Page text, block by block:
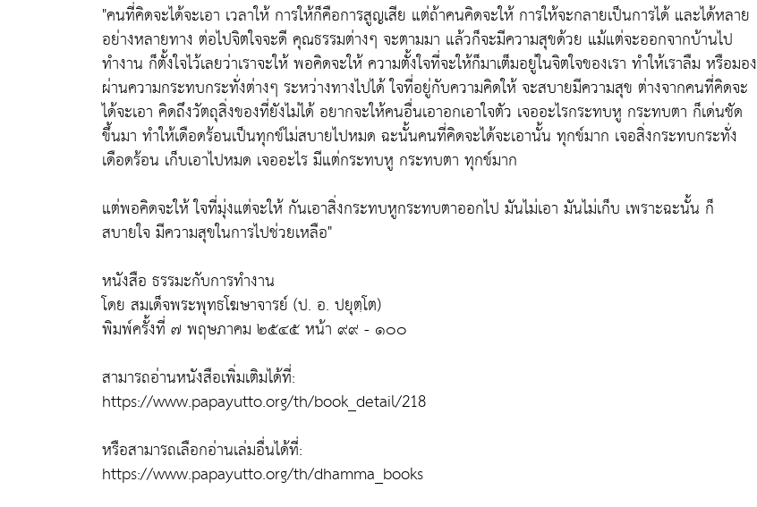
"คนที่คิดจะได้จะเอา เวลาให้ การให้ก็คือการสูญเสีย แต่ถ้าคนคิดจะให้ การให้จะกลายเป็นการได้ และได้หลาย
อย่างหลายทาง ต่อไปจิตใจจะดี คุณธรรมต่างๆ จะตามมา แล้วก็จะมีความสุขด้วย แม้แต่จะออกจากบ้านไป
ทำงาน ก็ตั้งใจไว้เลยว่าเราจะให้ พอคิดจะให้ ความตั้งใจที่จะให้ก็มาเต็มอยู่ในจิตใจของเรา ทำให้เราลืม หรือมอง
ผ่านความกระทบกระทั่งต่างๆ ระหว่างทางไปได้ ใจที่อยู่กับความคิดให้ จะสบายมีความสุข ต่างจากคนที่คิดจะ
ได้จะเอา คิดถึงวัตถุสิ่งของที่ยังไม่ได้ อยากจะให้คนอื่นเอาอกเอาใจตัว เจออะไรกระทบหู กระทบตา ก็เด่นชัด
ขึ้นมา ทำให้เดือดร้อนเป็นทุกข์ไม่สบายไปหมด ฉะนั้นคนที่คิดจะได้จะเอานั้น ทุกข์มาก เจอสิ่งกระทบกระทั่ง
เดือดร้อน เก็บเอาไปหมด เจออะไร มีแต่กระทบหู กระทบตา ทุกข์มาก
แต่พอคิดจะให้ ใจที่มุ่งแต่จะให้ กันเอาสิ่งกระทบหูกระทบตาออกไป มันไม่เอา มันไม่เก็บ เพราะฉะนั้น ก็
สบายใจ มีความสุขในการไปช่วยเหลือ"
หนังสือ ธรรมะกับการทำงาน
โดย สมเด็จพระพุทธโฆษาจารย์ (ป. อ. ปยุตฺโต)
พิมพ์ครั้งที่ ๗ พฤษภาคม ๒๕๔๕ หน้า ๙๙ - ๑๐๐
สามารถอ่านหนังสือเพิ่มเติมได้ที่:
https://www.papayutto.org/th/book_detail/218
หรือสามารถเลือกอ่านเล่มอื่นได้ที่:
https://www.papayutto.org/th/dhamma_books